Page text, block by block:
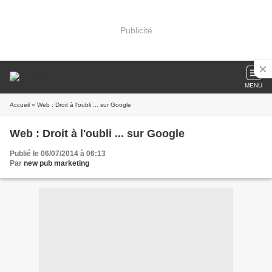
Publicité
MENU
Accueil » Web : Droit à l'oubli ... sur Google
Web : Droit à l'oubli ... sur Google
Publié le 06/07/2014 à 06:13
Par new pub marketing